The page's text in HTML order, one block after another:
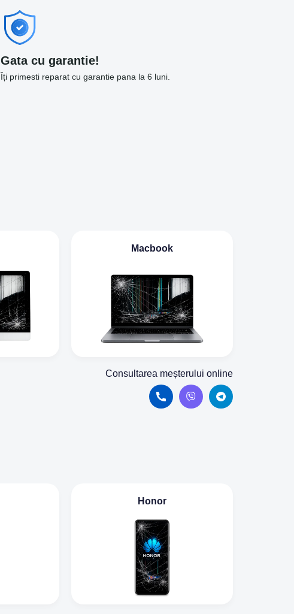
Gata cu garantie!
Îți primesti reparat cu garantie pana la 6 luni.
Macbook
Consultarea meșterului online
Honor